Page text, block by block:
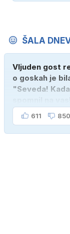
ŠALA
Vljuden gost
o goskah je
"Seveda!
611 850